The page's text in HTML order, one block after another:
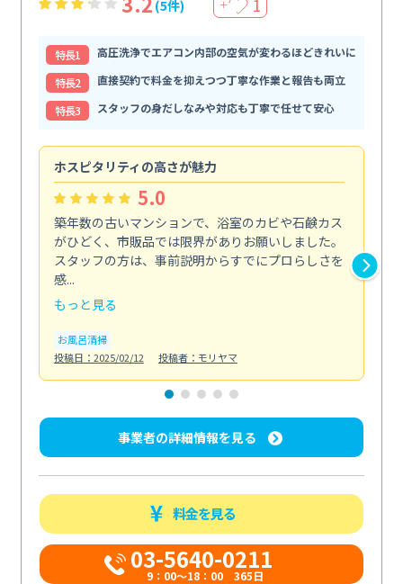
(5件) ＋ 1
特⻑1
高圧洗浄でエアコン内部の空気が変わるほどきれいに
特⻑2
直接契約で料金を抑えつつ丁寧な作業と報告も両立
特⻑3
スタッフの身だしなみや対応も丁寧で任せて安心
ホスピタリティの高さが魅力
5.0
築年数の古いマンションで、浴室のカビや石鹸カス
がひどく、市販品では限界がありお願いしました。
スタッフの方は、事前説明からすでにプロらしさを
感...
もっと見る
お風呂清掃
投稿日：2025/02/12
投稿者：モリヤマ
事業者の詳細情報を見る
料金を見る
03-5640-0211
9：00～18：00 365日